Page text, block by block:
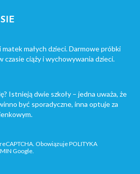
małych dzieci. Darmowe próbki
ciąży i wychowywania dzieci.
Istnieją dwie szkoły – jedna uważa, że
być sporadyczne, inna optuje za
ObowiązujePOLITYKA
Google.